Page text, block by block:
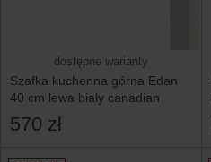
dostępne warianty
Szafka kuchenna górna Edan
40 cm lewa biały canadian
570 zł